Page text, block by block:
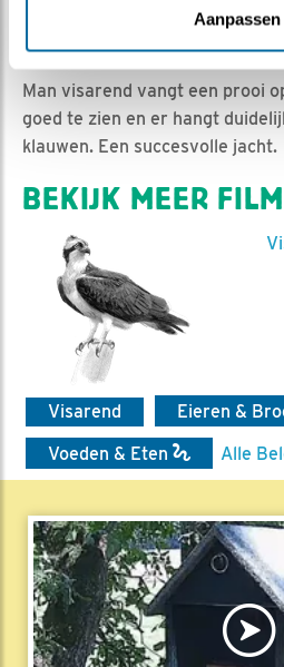
Aanpassen
Sam Reitsma | Geplaatst op 1
ik leuk| Bewaar dit filmpje|
Man visarend vangt een prooi
goed te zien en er hangt
klauwen. Een succesvolle jacht.
BEKIJK MEER
Visarend
Eieren &
Voeden & Eten
Alle